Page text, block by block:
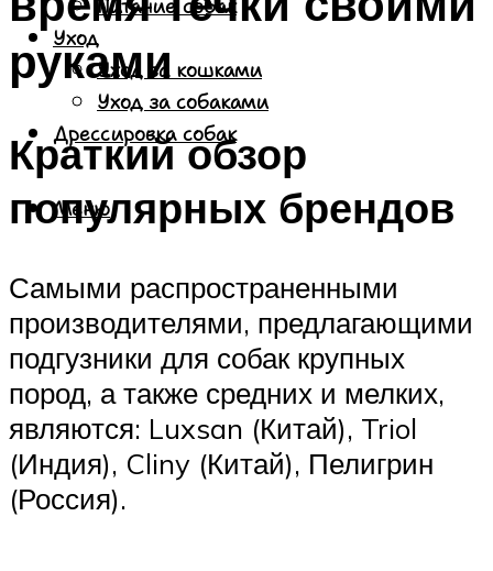
Питание собак
Уход
Уход за кошками
Уход за собаками
Дрессировка собак
Меню
руками
Краткий обзор
популярных брендов
Самыми распространенными
производителями, предлагающими
подгузники для собак крупных
пород, а также средних и мелких,
являются: Luxsan (Китай), Triol
(Индия), Cliny (Китай), Пелигрин
(Россия).